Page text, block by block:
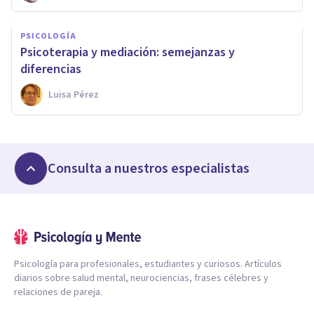
PSICOLOGÍA
Psicoterapia y mediación: semejanzas y
diferencias
Luisa Pérez
Consulta a nuestros especialistas
Psicología para profesionales, estudiantes y curiosos. Artículos
diarios sobre salud mental, neurociencias, frases célebres y
relaciones de pareja.